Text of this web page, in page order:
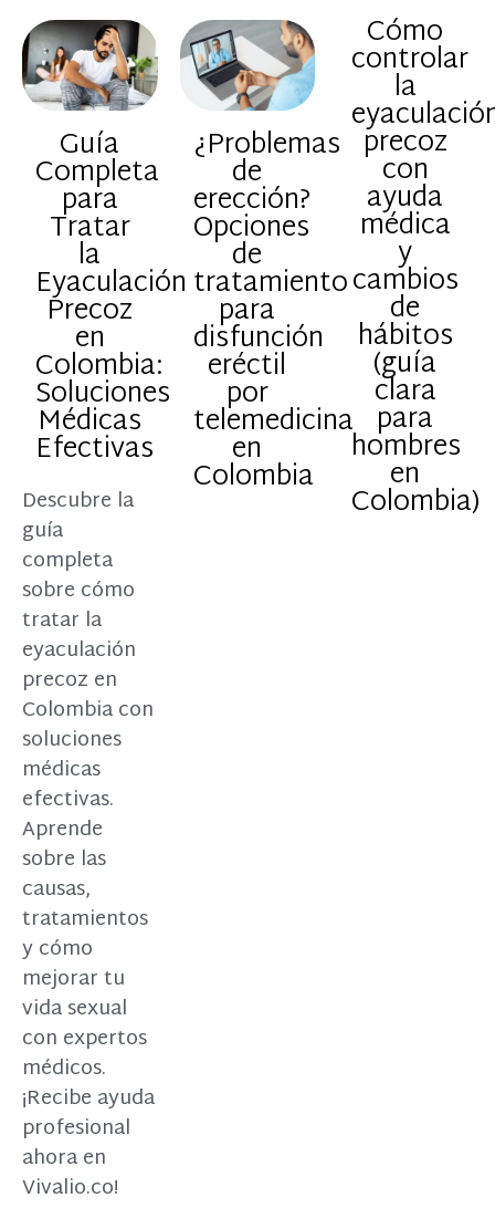
Guía
Completa
para
Tratar
la
Eyaculación
Precoz
en
Colombia:
Soluciones
Médicas
Efectivas
Descubre la
guía
completa
sobre cómo
tratar la
eyaculación
precoz en
Colombia con
soluciones
médicas
efectivas.
Aprende
sobre las
causas,
tratamientos
y cómo
mejorar tu
vida sexual
con expertos
médicos.
¡Recibe ayuda
profesional
ahora en
Vivalio.co!
¿Problemas
de
erección?
Opciones
de
tratamiento
para
disfunción
eréctil
por
telemedicina
en
Colombia
Cómo
controlar
la
precoz
con
ayuda
médica
y
cambios
de
hábitos
(guía
clara
para
hombres
en
Colombia)